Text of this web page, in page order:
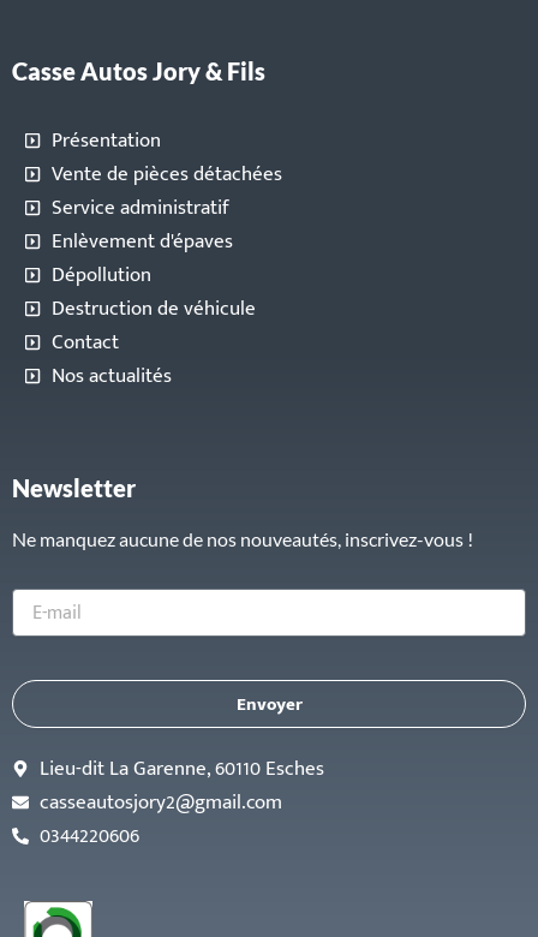
Casse Autos Jory & Fils
Présentation
Vente de pièces détachées
Service administratif
Enlèvement d'épaves
Dépollution
Destruction de véhicule
Contact
Nos actualités
Newsletter
Ne manquez aucune de nos nouveautés, inscrivez-vous !
E-
mail
Envoyer
Lieu-dit La Garenne, 60110 Esches
casseautosjory2@gmail.com
0344220606